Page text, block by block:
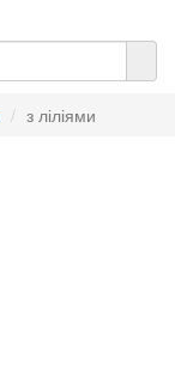
з ліліями